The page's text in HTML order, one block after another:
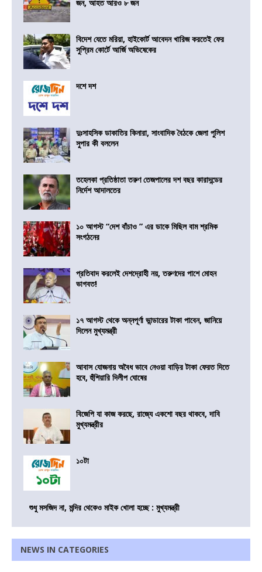
জন, আহত আরও ৮ জন
বিদেশ যেতে মরিয়া, হাইকোর্ট আবেদন খারিজ করতেই ফের
সুপ্রিম কোর্টে আর্জি অভিষেকের
দশে দশ
দুঃসাহসিক ডাকাতির কিনারা, সাংবাদিক বৈঠকে জেলা পুলিশ
সুপার কী বললেন
তহেলকা প্রতিষ্ঠাতা তরুণ তেজপালের দশ বছর কারাদন্ডের
নির্দেশ আদালতের
১০ আগস্ট “দেশ বাঁচাও ” এর ডাকে মিছিল বাম শ্রমিক
সংগঠনের
প্রতিবাদ করলেই দেশদ্রোহী নয়, তরুণদের পাশে মোহন
ভাগবত!
১৭ আগস্ট থেকে অন্নপূর্ণা ভান্ডারের টাকা পাবেন, জানিয়ে
দিলেন মুখ্যমন্ত্রী
আবাস যোজনায় অবৈধ ভাবে নেওয়া বাড়ির টাকা ফেরত দিতে
হবে, হুঁশিয়ারি দিলীপ ঘোষের
বিজেপি যা কাজ করছে, রাজ্যে একশো বছর থাকবে, দাবি
মুখ্যমন্ত্রীর
১০টা
শুধু মসজিদ না, মন্দির থেকেও মাইক খোলা হচ্ছে : মুখ্যমন্ত্রী
NEWS IN CATEGORIES